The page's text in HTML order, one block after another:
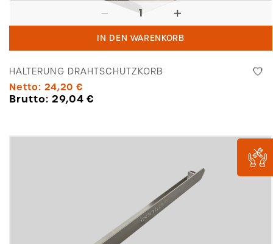
Drahtschutzkorb
IN DEN WARENKORB
HALTERUNG DRAHTSCHUTZKORB
Netto: 24,20 €
Brutto: 29,04€